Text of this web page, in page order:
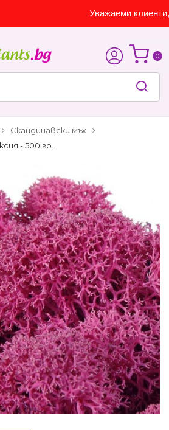
Уважаеми клиенти,
0
Скандинавски мъх
- 500 гр.